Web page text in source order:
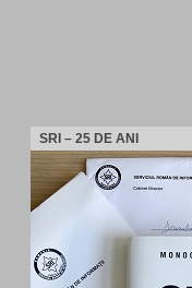
SRI – 25 DE ANI